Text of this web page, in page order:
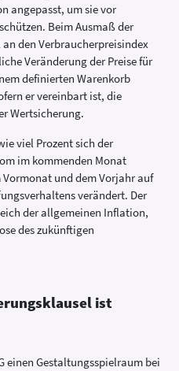
angepasst, um sie vor
Beim Ausmaß der
den Verbraucherpreisindex
Veränderung der Preise für
definierten Warenkorb
er vereinbart ist, die
Wertsicherung.
viel Prozent sich der
im kommenden Monat
und dem Vorjahr auf
verändert. Der
der allgemeinen Inflation,
des zukünftigen
ist
einen Gestaltungsspielraum bei